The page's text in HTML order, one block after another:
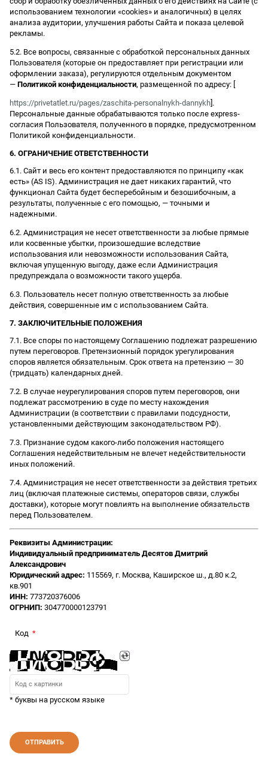
использованием технологии «cookies» и аналогичных) в целях
анализа аудитории, улучшения работы Сайта и показа целевой
рекламы.
5.2. Все вопросы, связанные с обработкой персональных данных
Пользователя (которые он предоставляет при регистрации или
оформлении заказа), регулируются отдельным документом
— Политикой конфиденциальности, размещенной по адресу: [
https://privetatlet.ru/pages/zaschita-personalnykh-dannykh].
Персональные данные обрабатываются только после express-
согласия Пользователя, полученного в порядке, предусмотренном
Политикой конфиденциальности.
6. ОГРАНИЧЕНИЕ ОТВЕТСТВЕННОСТИ
6.1. Сайт и весь его контент предоставляются по принципу «как
есть» (AS IS). Администрация не дает никаких гарантий, что
функционал Сайта будет бесперебойным и безошибочным, а
результаты, полученные с его помощью, — точными и
надежными.
6.2. Администрация не несет ответственности за любые прямые
или косвенные убытки, произошедшие вследствие
использования или невозможности использования Сайта,
включая упущенную выгоду, даже если Администрация
предупреждала о возможности такого ущерба.
6.3. Пользователь несет полную ответственность за любые
действия, совершенные им с использованием Сайта.
7. ЗАКЛЮЧИТЕЛЬНЫЕ ПОЛОЖЕНИЯ
7.1. Все споры по настоящему Соглашению подлежат разрешению
путем переговоров. Претензионный порядок урегулирования
споров является обязательным. Срок ответа на претензию — 30
(тридцать) календарных дней.
7.2. В случае неурегулирования споров путем переговоров, они
подлежат рассмотрению в суде по месту нахождения
Администрации (в соответствии с правилами подсудности,
установленными действующим законодательством РФ).
7.3. Признание судом какого-либо положения настоящего
Соглашения недействительным не влечет недействительности
иных положений.
7.4. Администрация не несет ответственности за действия третьих
лиц (включая платежные системы, операторов связи, службы
доставки), которые могут повлиять на выполнение обязательств
перед Пользователем.
Реквизиты Администрации:
Индивидуальный предприниматель Десятов Дмитрий
Александрович
Юридический адрес: 115569, г. Москва, Каширское ш., д.80 к.2,
кв.901
ИНН: 773720376006
ОГРНИП: 304770000123791
Код
* буквы на русском языке